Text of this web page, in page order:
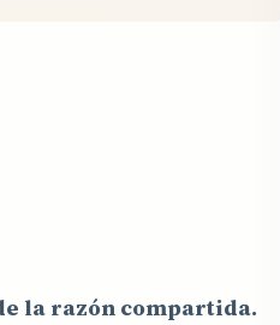
la razón compartida.